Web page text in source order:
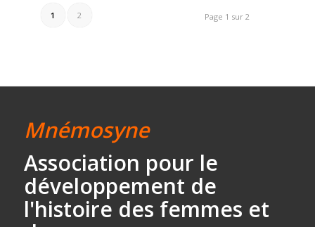
Page 1 sur 2
1 2
Mnémosyne
Association pour le
développement de
l'histoire des femmes et